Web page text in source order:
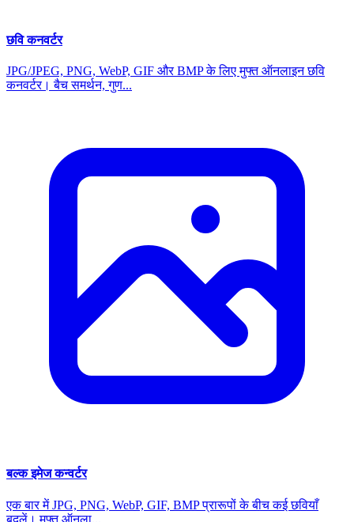
छवि कनवर्टर
JPG/JPEG, PNG, WebP, GIF और BMP के लिए मुफ्त ऑनलाइन छवि
कनवर्टर। बैच समर्थन, गुण...
बल्क इमेज कन्वर्टर
एक बार में JPG, PNG, WebP, GIF, BMP प्रारूपों के बीच कई छवियाँ
बदलें। मुफ्त ऑनला...